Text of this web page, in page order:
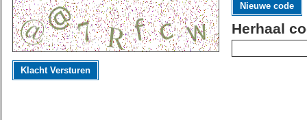
Nieuwe code
Herhaal
Klacht Versturen